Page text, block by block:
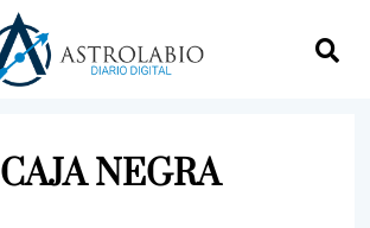
CAJA NEGRA